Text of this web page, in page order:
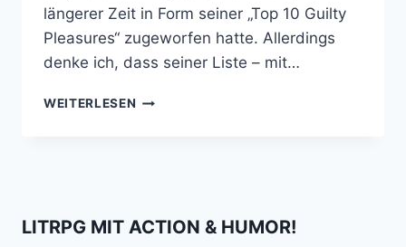
längerer Zeit in Form seiner „Top 10 Guilty
Pleasures“ zugeworfen hatte. Allerdings
denke ich, dass seiner Liste – mit…
WEITERLESEN 10
BLICK
LITRPG MIT ACTION & HUMOR!